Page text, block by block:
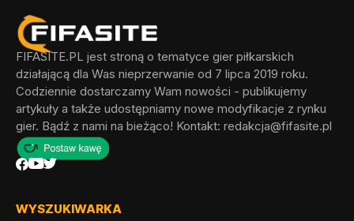
FIFASITE.PL jest stroną o tematyce gier piłkarskich
działającą dla Was nieprzerwanie od 7 lipca 2019 roku.
Codziennie dostarczamy Wam nowości - publikujemy
artykuły a także udostępniamy nowe modyfikacje z rynku
gier. Bądź z nami na bieżąco! Kontakt: redakcja@fifasite.pl
WYSZUKIWARKA